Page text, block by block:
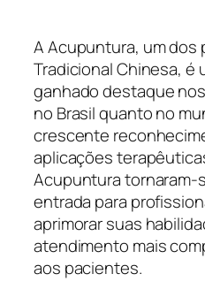
A Acupuntura, um dos
Tradicional Chinesa, é
ganhado destaque
no Brasil quanto no
crescente
aplicações
Acupuntura tornaram-
entrada para
aprimorar suas
atendimento mais
aos pacientes.